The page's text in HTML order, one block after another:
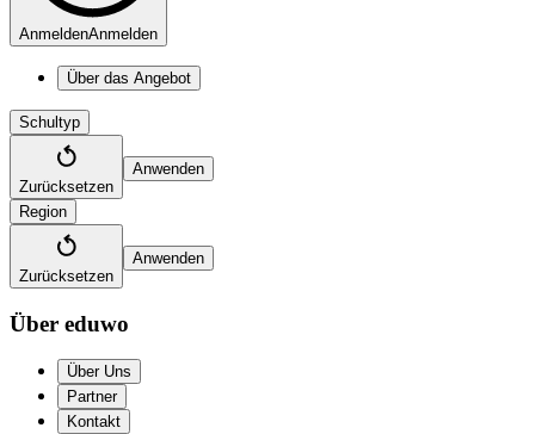
AnmeldenAnmelden
Über das Angebot
Schultyp
Zurücksetzen
Anwenden
Region
Zurücksetzen
Anwenden
Über eduwo
Über Uns
Partner
Kontakt